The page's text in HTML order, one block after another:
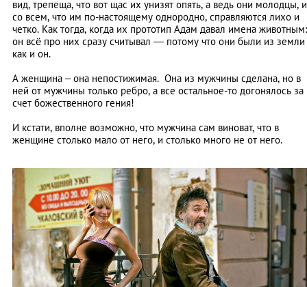
вид, трепеща, что вот щас их унизят опять, а ведь они молодцы, и
со всем, что им по-настоящему однородно, справляются лихо и
четко. Как тогда, когда их прототип Адам давал имена животным:
он всё про них сразу считывал — потому что они были из земли
как и он.
А женщина – она непостижимая. Она из мужчины сделана, но в
ней от мужчины только ребро, а все остальное-то догонялось за
счет божественного гения!
И кстати, вполне возможно, что мужчина сам виноват, что в
женщине столько мало от него, и столько много не от него.